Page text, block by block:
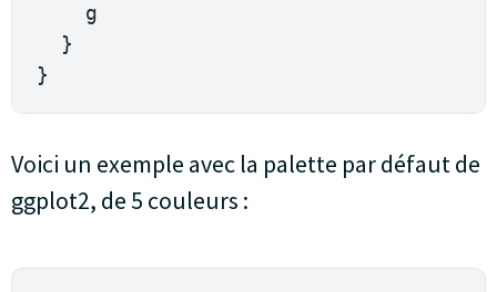
    g
}
}
Voici un exemple avec la palette par défaut de
ggplot2, de 5 couleurs :